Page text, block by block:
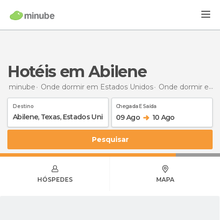
Hotéis em Abilene
minube Onde dormir em Estados Unidos Onde dormir em Texas
Destino Chegada E Saída
09 Ago 10 Ago
Pesquisar
HÓSPEDES MAPA